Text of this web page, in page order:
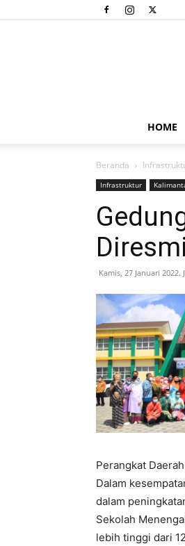
HOME
Beranda
Infrastruktur
Kamis, 27 Januari 2022.
Perangkat
Dalam
dalam
Sekolah
lebih tinggi dari